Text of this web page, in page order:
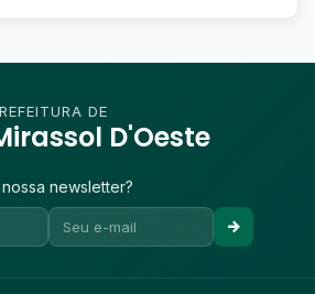
DE
D'Oeste
newsletter?